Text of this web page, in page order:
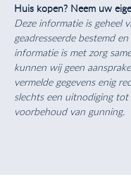
Huis kopen? Neem uw
Deze informatie is geheel
geadresseerde bestemd
informatie is met zorg
kunnen wij geen
vermelde gegevens enig
slechts een uitnodiging
voorbehoud van gunning.